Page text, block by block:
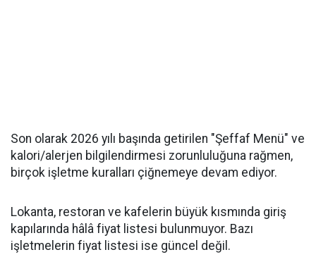
Son olarak 2026 yılı başında getirilen "Şeffaf Menü" ve
kalori/alerjen bilgilendirmesi zorunluluğuna rağmen,
birçok işletme kuralları çiğnemeye devam ediyor.
Lokanta, restoran ve kafelerin büyük kısmında giriş
kapılarında hâlâ fiyat listesi bulunmuyor. Bazı
işletmelerin fiyat listesi ise güncel değil.